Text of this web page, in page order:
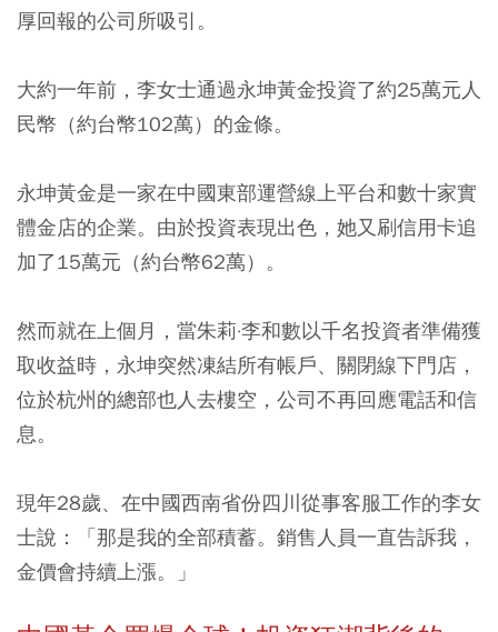
厚回報的公司所吸引。
大約一年前，李女士通過永坤黃金投資了約25萬元人
民幣（約台幣102萬）的金條。
永坤黃金是一家在中國東部運營線上平台和數十家實
體金店的企業。由於投資表現出色，她又刷信用卡追
加了15萬元（約台幣62萬）。
然而就在上個月，當朱莉·李和數以千名投資者準備獲
取收益時，永坤突然凍結所有帳戶、關閉線下門店，
位於杭州的總部也人去樓空，公司不再回應電話和信
息。
現年28歲、在中國西南省份四川從事客服工作的李女
士說：
「那是我的全部積蓄。銷售人員一直告訴我，
金價會持續上漲。」